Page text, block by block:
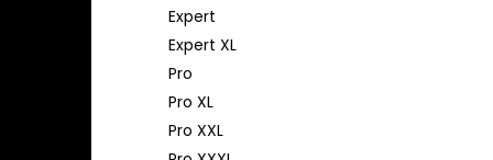
Expert
Expert XL
Pro
Pro XL
Pro XXL